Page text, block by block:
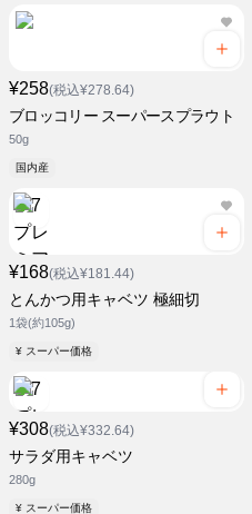
¥258(税込¥278.64)
ブロッコリー スーパースプラウト
50g
国内産
¥168(税込¥181.44)
とんかつ用キャベツ 極細切
1袋(約105g)
¥ スーパー価格
¥308(税込¥332.64)
サラダ用キャベツ
280g
¥ スーパー価格